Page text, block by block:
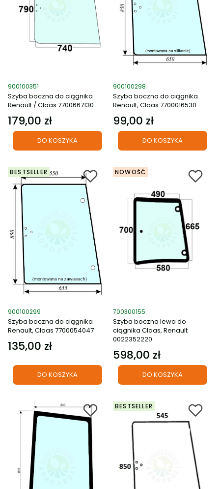
Kod produktu
900100351
Szyba boczna do ciągnika
Renault / Claas 7700667130
Cena
179,00 zł
DO KOSZYKA
Kod produktu
900100298
Szyba boczna do ciągnika
Renault, Claas 7700016530
Cena
99,00 zł
DO KOSZYKA
BESTSELLER
Kod produktu
900100299
Szyba boczna do ciągnika
Renault, Claas 7700054047
Cena
135,00 zł
DO KOSZYKA
NOWOŚĆ
Kod produktu
700300155
Szyba boczna lewa do
ciągnika Claas, Renault
0022352220
Cena
598,00 zł
DO KOSZYKA
BESTSELLER